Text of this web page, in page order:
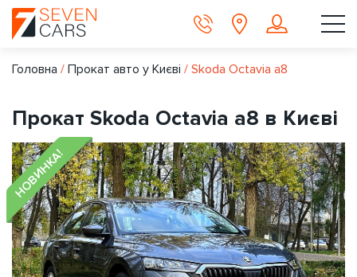
Головна / Прокат авто у Києві / Skoda Octavia a8
Прокат Skoda Octavia a8 в Києві
НОВИНКА!